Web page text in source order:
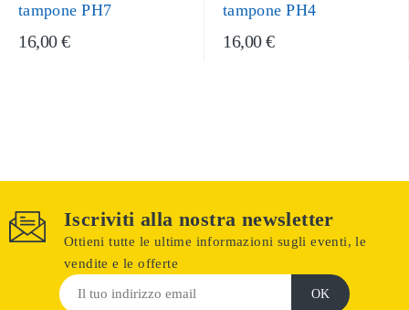
tampone PH7
16,00 €
tampone PH4
16,00 €
Iscriviti alla nostra newsletter
Ottieni tutte le ultime informazioni sugli eventi, le
vendite e le offerte